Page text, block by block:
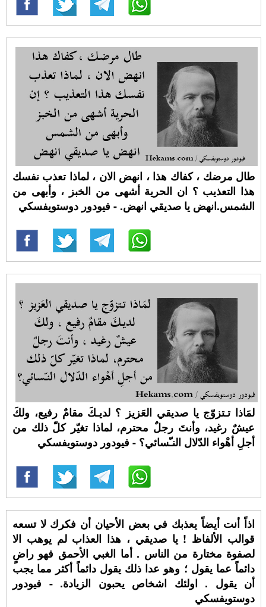
طال مرضك ، كفاك هذا ، انهض الان ، لماذا تعذب نفسك
هذا التعذيب ؟ ان الحرية أشهى من الخبز ، وأبهى من
الشمس.انهض يا صديقي انهض. - فيودور دوستويفسكي
لمَاذا تـتزوّج يا صديقي العَزيز ؟ لديـكَ مقامٌ رفيع، ولكَ
عيشٌ رغيد، وأنتَ رجلٌ محترم، لماذا تغيّر كلّ ذلك من
أجلِ أهْواء الدّلال النـّسائي؟ - فيودور دوستويفسكي
اذاً أنت أيضاً يعذبك في بعض الأحيان أن فكرك لا تسعه
قوالب الألفاظ ! يا صديقي ، هذا العذاب لم يوهب الا
لصفوة مختارة من الناس . أما الغبي الأحمق فهو راضٍ
دائماً عما يقول ؛ وهو عدا ذلك يقول دائماً أكثر مما يجب
أن يقول . اولئك اشخاص يحبون الزيادة. - فيودور
دوستويفسكي